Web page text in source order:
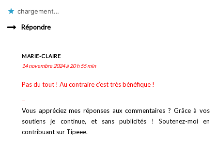
chargement…
Répondre
MARIE-CLAIRE
14 novembre 2024 à 20 h 55 min
Pas du tout ! Au contraire c’est très bénéfique !
–
Vous appréciez mes réponses aux commentaires ? Grâce à vos
soutiens je continue, et sans publicités ! Soutenez-moi en
contribuant sur Tipeee.